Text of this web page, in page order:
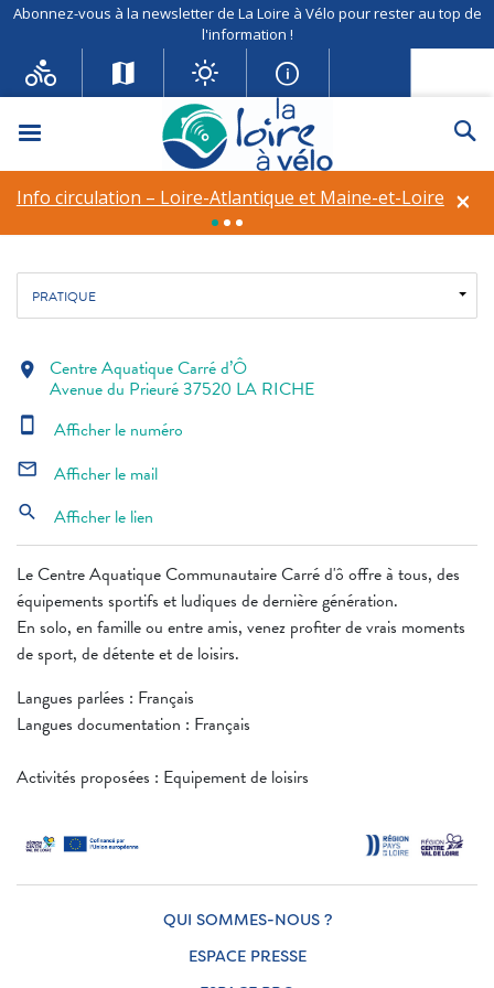
Abonnez-vous à la newsletter de La Loire à Vélo pour rester au top de
l'information !
Menu
×
Info circulation – Loire-Atlantique et Maine-et-Loire
Centre Aquatique Carré d’Ô
Equipement de loisirsVoyagez léger
Fil d'ariane
Accueil Autour de l'eau Centre Aquatique Carré d’Ô
PRATIQUE
Le Centre Aquatique Communautaire Carré d'ô offre à tous, des
équipements sportifs et ludiques de dernière génération.
En solo, en famille ou entre amis, venez profiter de vrais moments
de sport, de détente et de loisirs.
Langues parlées : Français
Langues documentation : Français
Activités proposées : Equipement de loisirs
location_on Centre Aquatique Carré d’Ô
Avenue du Prieuré 37520 LA RICHE
smartphone Afficher le numéro
mail_outline Afficher le mail
search Afficher le lien
QUI SOMMES-NOUS ?
ESPACE PRESSE